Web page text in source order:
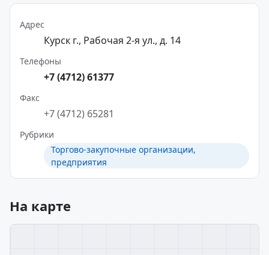
Адрес
Курск г., Рабочая 2-я ул., д. 14
Телефоны
+7 (4712) 61377
Факс
+7 (4712) 65281
Рубрики
Торгово-закупочные организации,
предприятия
На карте